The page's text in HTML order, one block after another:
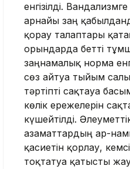
енгізілді.
арнайы заң
қорғау талаптары
орындарда бетті
заңнамалық норма
сөз айтуға тыйым
тәртіпті сақтауға
көлік ережелерін
күшейтілді.
азаматтардың ар-
қасиетін қорлау,
тоқтатуға қатысты